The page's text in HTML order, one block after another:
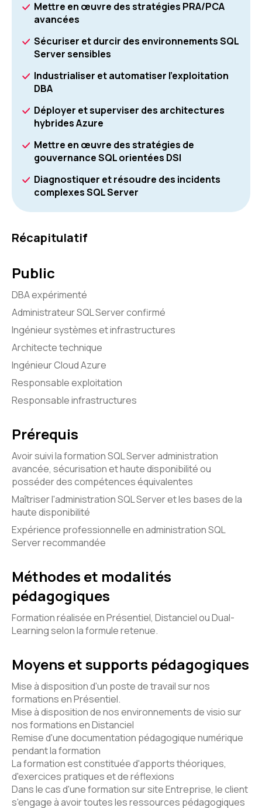
Mettre en œuvre des stratégies PRA/PCA
avancées
Sécuriser et durcir des environnements SQL
Server sensibles
Industrialiser et automatiser l'exploitation
DBA
Déployer et superviser des architectures
hybrides Azure
Mettre en œuvre des stratégies de
gouvernance SQL orientées DSI
Diagnostiquer et résoudre des incidents
complexes SQL Server
Récapitulatif
Public
DBA expérimenté
Administrateur SQL Server confirmé
Ingénieur systèmes et infrastructures
Architecte technique
Ingénieur Cloud Azure
Responsable exploitation
Responsable infrastructures
Prérequis
Avoir suivi la formation SQL Server administration
avancée, sécurisation et haute disponibilité ou
posséder des compétences équivalentes
Maîtriser l'administration SQL Server et les bases de la
haute disponibilité
Expérience professionnelle en administration SQL
Server recommandée
Méthodes et modalités
pédagogiques
Formation réalisée en Présentiel, Distanciel ou Dual-
Learning selon la formule retenue.
Moyens et supports pédagogiques
Mise à disposition d'un poste de travail sur nos
formations en Présentiel.
Mise à disposition de nos environnements de visio sur
nos formations en Distanciel
Remise d'une documentation pédagogique numérique
pendant la formation
La formation est constituée d'apports théoriques,
d'exercices pratiques et de réflexions
Dans le cas d'une formation sur site Entreprise, le client
s'engage à avoir toutes les ressources pédagogiques